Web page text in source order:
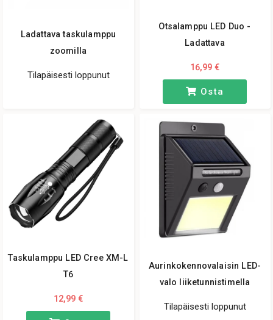
Ladattava taskulamppu
zoomilla
Tilapäisesti loppunut
Otsalamppu LED Duo -
Ladattava
16,99 €
Osta
Taskulamppu LED Cree XM-L
T6
12,99 €
Aurinkokennovalaisin LED-
valo liiketunnistimella
Tilapäisesti loppunut